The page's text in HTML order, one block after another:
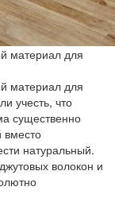
материал для
материал для
учесть, что
существенно
вместо
натуральный.
волокон и